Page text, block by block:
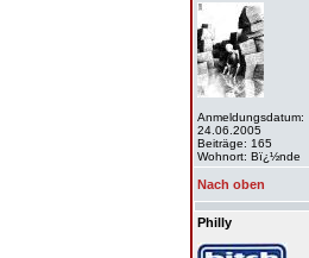
Anmeldungsdatum:
24.06.2005
Beiträge: 165
Wohnort: Bï¿½nde
Nach oben
Philly